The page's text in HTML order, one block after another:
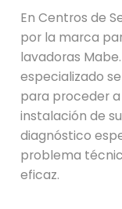
En Centros de
por la marca
lavadoras
especializado
para proceder
instalación de
diagnóstico
problema
eficaz.